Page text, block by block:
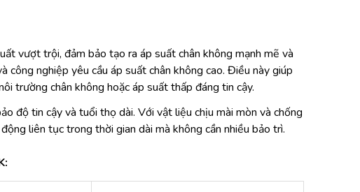
vượt trội, đảm bảo tạo ra áp suất chân không mạnh mẽ và
công nghiệp yêu cầu áp suất chân không cao. Điều này giúp
trường chân không hoặc áp suất thấp đáng tin cậy.
độ tin cậy và tuổi thọ dài. Với vật liệu chịu mài mòn và chống
liên tục trong thời gian dài mà không cần nhiều bảo trì.